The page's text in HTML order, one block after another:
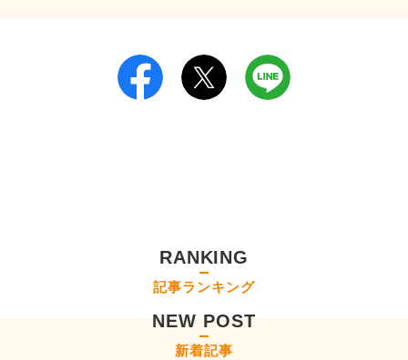
RANKING
記事ランキング
NEW POST
新着記事